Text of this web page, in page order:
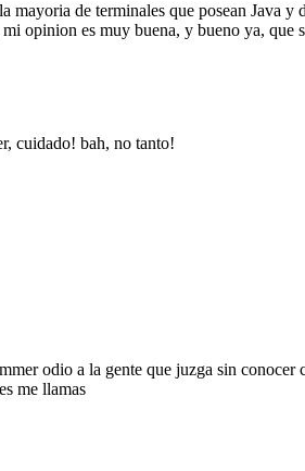
de terminales que posean Java
opinion es muy buena, y bueno ya, que
cuidado! bah, no tanto!
odio a la gente que juzga sin
me llamas